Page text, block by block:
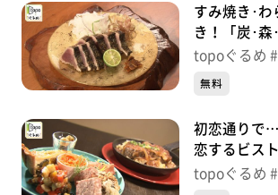
すみ焼き･わ
き！「炭･森
台駅東口店
topoぐるめ
無料
初恋通りで
恋するビス
「
topoぐるめ